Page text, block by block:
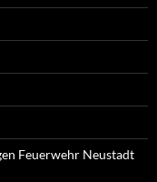
Feuerwehr Neustadt